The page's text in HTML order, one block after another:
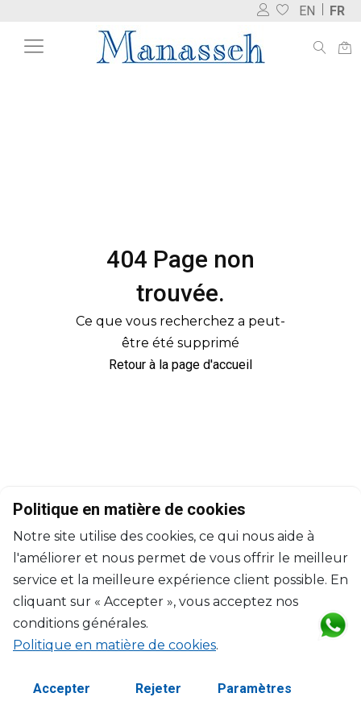
EN FR
404 Page non
trouvée.
Ce que vous recherchez a peut-
être été supprimé
Retour à la page d'accueil
Politique en matière de cookies
Notre site utilise des cookies, ce qui nous aide à
l'améliorer et nous permet de vous offrir le meilleur
service et la meilleure expérience client possible. En
cliquant sur « Accepter », vous acceptez nos
conditions générales.
Politique en matière de cookies.
Accepter Rejeter Paramètres